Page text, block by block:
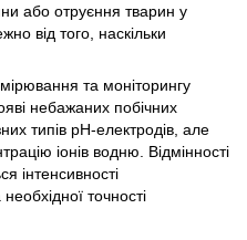
або отруєння тварин у
від того, наскільки
та моніторингу
небажаних побічних
типів pH-електродів, але
іонів водню. Відмінності
інтенсивності
точності